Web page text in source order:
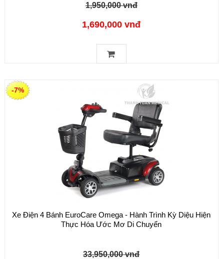
1,950,000 vnđ
1,690,000 vnđ
Xe Điện 4 Bánh EuroCare Omega - Hành Trình Kỳ Diệu Hiện
Thực Hóa Ước Mơ Di Chuyển
33,950,000 vnđ
-7%